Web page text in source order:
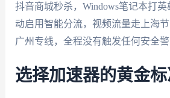
抖音商城秒杀，Windows笔记本打
动启用智能分流，视频流量走上海
广州专线，全程没有触发任何安全警
选择加速器的黄金